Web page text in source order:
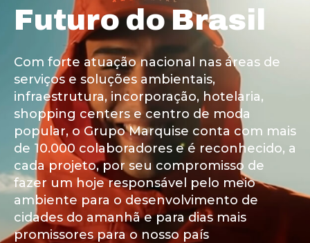
Futuro do Brasil
Com forte atuação nacional nas áreas de
serviços e soluções ambientais,
infraestrutura, incorporação, hotelaria,
shopping centers e centro de moda
popular, o Grupo Marquise conta com mais
de 10.000 colaboradores e é reconhecido, a
cada projeto, por seu compromisso de
fazer um hoje responsável pelo meio
ambiente para o desenvolvimento de
cidades do amanhã e para dias mais
promissores para o nosso país